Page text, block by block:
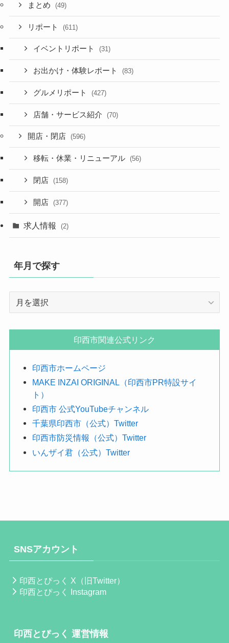
まとめ (49)
リポート (611)
イベントリポート (31)
お出かけ・体験レポート (83)
グルメリポート (427)
店舗・サービス紹介 (70)
開店・閉店 (596)
移転・休業・リニューアル (56)
閉店 (158)
開店 (377)
求人情報 (2)
年月で探す
す
印西市関連公式リンク
印西市ホームページ
MAKE INZAI ORIGINAL（印西市PR特設サイ
ト）
印西市 公式YouTubeチャンネル
千葉県印西市（公式）Twitter
印西市防災情報（公式）Twitter
いんザイ君（公式）Twitter
SNSアカウント
印西とぴっく X（旧Twitter）
印西とぴっく Instagram
印西とぴっく 運営情報